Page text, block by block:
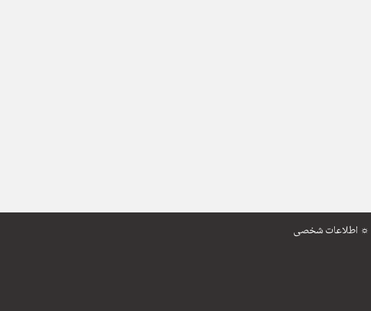
اطلاعات شخصی ☼